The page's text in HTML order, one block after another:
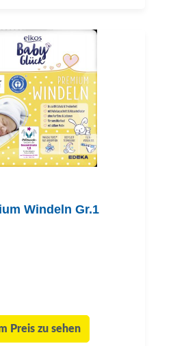
Windeln Gr.1
Preis zu sehen